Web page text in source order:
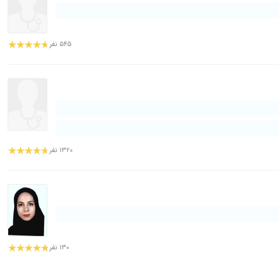
۵۴۵ نفر
۱۳۲۰ نفر
۱۳۰ نفر